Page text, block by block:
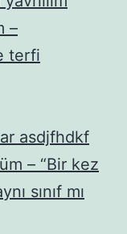
–
terfi
asdjfhdkf
– “Bir kez
sınıf mı